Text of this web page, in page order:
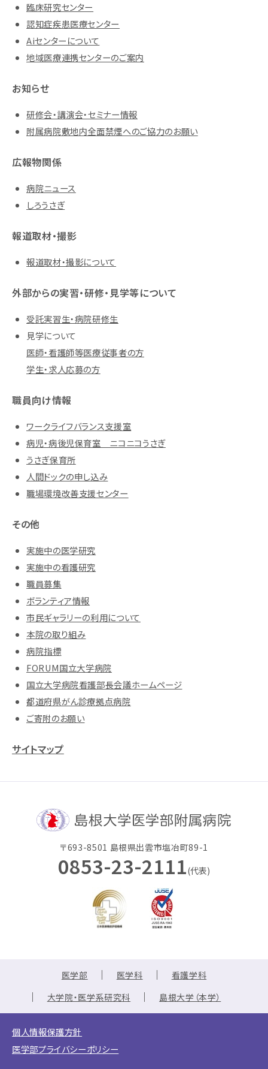
臨床研究センター
認知症疾患医療センター
Aiセンターについて
地域医療連携センターのご案内
お知らせ
研修会・講演会・セミナー情報
附属病院敷地内全面禁煙へのご協力のお願い
広報物関係
病院ニュース
しろうさぎ
報道取材・撮影
報道取材・撮影について
外部からの実習・研修・見学等について
受託実習生・病院研修生
見学について
医師・看護師等医療従事者の方
学生・求人応募の方
職員向け情報
ワークライフバランス支援室
病児・病後児保育室 ニコニコうさぎ
うさぎ保育所
人間ドックの申し込み
職場環境改善支援センター
その他
実施中の医学研究
実施中の看護研究
職員募集
ボランティア情報
市民ギャラリーの利用について
本院の取り組み
病院指標
FORUM国立大学病院
国立大学病院看護部長会議ホームページ
都道府県がん診療拠点病院
ご寄附のお願い
サイトマップ
〒693-8501 島根県出雲市塩冶町89-1
0853-23-2111(代表)
医学部 医学科
看護学科
大学院・医学系研究科
島根大学（本学）
個人情報保護方針
医学部プライバシーポリシー